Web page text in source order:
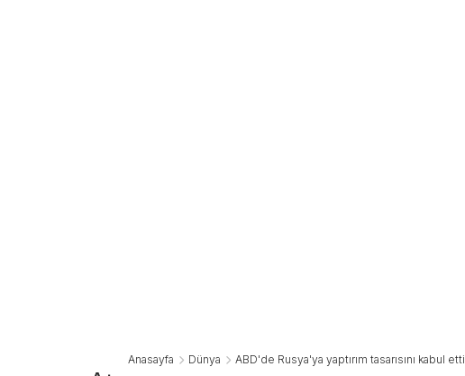
Anasayfa Dünya ABD'de Rusya'ya yaptırım tasarısını kabul etti